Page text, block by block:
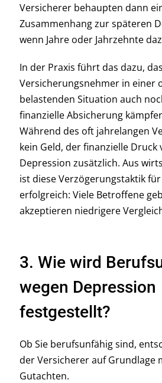
Versicherer behaupten dann
Zusammenhang zur späteren
wenn Jahre oder Jahrzehnte
In der Praxis führt das dazu,
Versicherungsnehmer in einer
belastenden Situation auch
finanzielle Absicherung
Während des oft jahrelangen
kein Geld, der finanzielle Druck
Depression zusätzlich. Aus
ist diese Verzögerungstaktik
erfolgreich: Viele Betroffene
akzeptieren niedrigere
3. Wie wird
wegen Depression
festgestellt?
Ob Sie berufsunfähig sind,
der Versicherer auf Grundlage
Gutachten.